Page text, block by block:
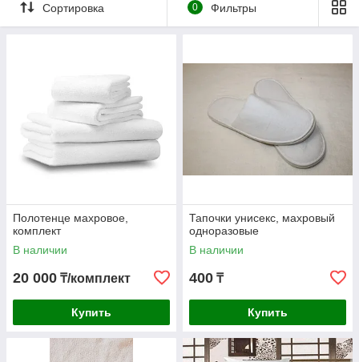
Сортировка 0 Фильтры
Полотенце махровое,
комплект
В наличии
20 000 ₸/комплект
Купить
Тапочки унисекс, махровый
одноразовые
В наличии
400 ₸
Купить